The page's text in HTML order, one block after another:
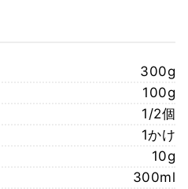
300g
100g
1/2個
1かけ
10g
300ml